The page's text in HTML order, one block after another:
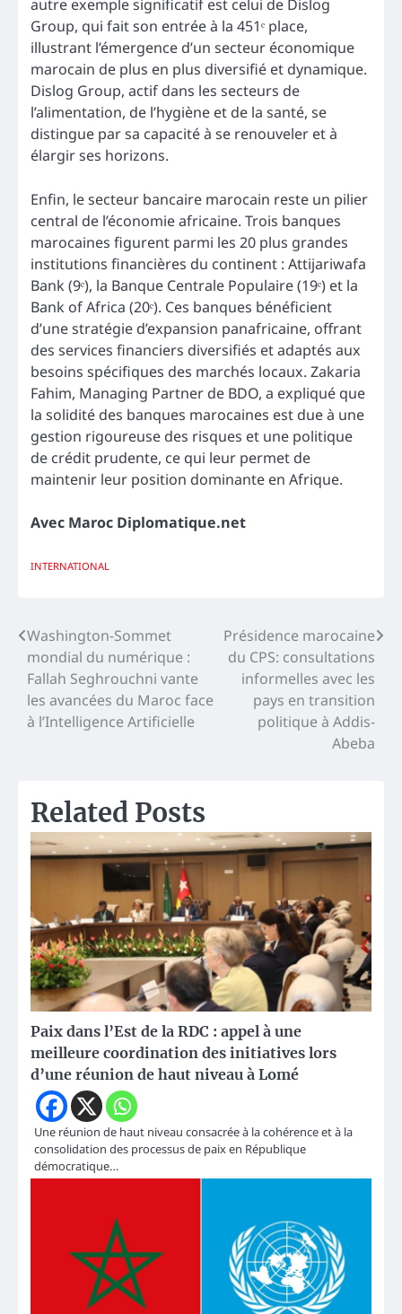
autre exemple significatif est celui de Dislog
Group, qui fait son entrée à la 451ᵉ place,
illustrant l’émergence d’un secteur économique
marocain de plus en plus diversifié et dynamique.
Dislog Group, actif dans les secteurs de
l’alimentation, de l’hygiène et de la santé, se
distingue par sa capacité à se renouveler et à
élargir ses horizons.
Enfin, le secteur bancaire marocain reste un pilier
central de l’économie africaine. Trois banques
marocaines figurent parmi les 20 plus grandes
institutions financières du continent : Attijariwafa
Bank (9ᵉ), la Banque Centrale Populaire (19ᵉ) et la
Bank of Africa (20ᵉ). Ces banques bénéficient
d’une stratégie d’expansion panafricaine, offrant
des services financiers diversifiés et adaptés aux
besoins spécifiques des marchés locaux. Zakaria
Fahim, Managing Partner de BDO, a expliqué que
la solidité des banques marocaines est due à une
gestion rigoureuse des risques et une politique
de crédit prudente, ce qui leur permet de
maintenir leur position dominante en Afrique.
Avec Maroc Diplomatique.net
INTERNATIONAL
Navigation
de
l’article
Washington-Sommet
mondial du numérique :
Fallah Seghrouchni vante
les avancées du Maroc face
à l’Intelligence Artificielle
Présidence marocaine
du CPS: consultations
informelles avec les
pays en transition
politique à Addis-
Abeba
Related Posts
Paix dans l’Est de la RDC : appel à une
meilleure coordination des initiatives lors
d’une réunion de haut niveau à Lomé
Une réunion de haut niveau consacrée à la cohérence et à la
consolidation des processus de paix en République
démocratique…